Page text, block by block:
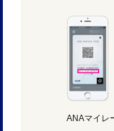
ANAマイレ